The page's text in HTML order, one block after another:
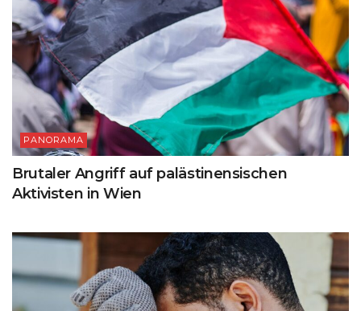
PANORAMA
Brutaler Angriff auf palästinensischen
Aktivisten in Wien